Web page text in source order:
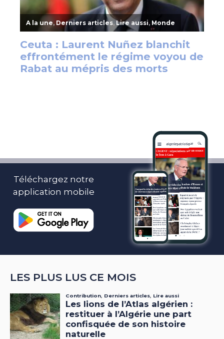
Téléchargez notre
application mobile
LES PLUS LUS CE MOIS